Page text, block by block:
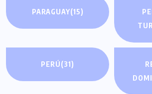
PARAGUAY(15)
PERÚ(31)